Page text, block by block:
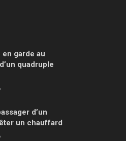
garde au
quadruple
d’un
un chauffard